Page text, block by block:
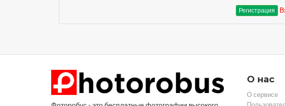
Регистрация
О нас
О сервисе